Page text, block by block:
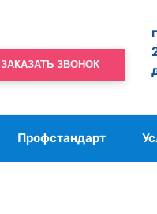
ЗАКАЗАТЬ ЗВОНОК
Профстандарт